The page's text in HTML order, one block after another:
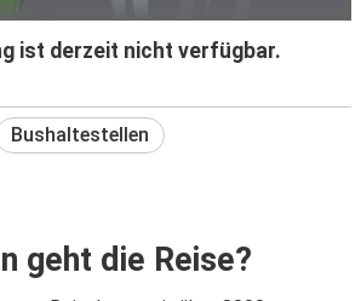
ist derzeit nicht verfügbar.
Bushaltestellen
geht die Reise?